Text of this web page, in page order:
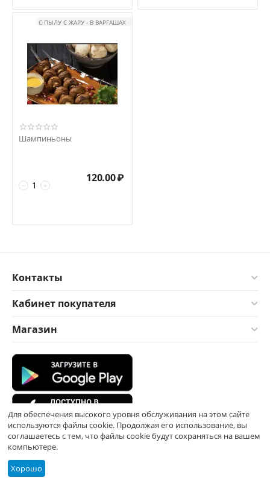
С ПЫЛУ С ЖАРУ - В ВАРГАШАХ
Шампиньоны
+
−
120.00₽
Контакты
Кабинет покупателя
Магазин
Для обеспечения высокого уровня обслуживания на этом сайте
используются файлы cookie. Продолжая его использование, вы
соглашаетесь с тем, что файлы cookie будут сохраняться на вашем
компьютере.
Хорошо